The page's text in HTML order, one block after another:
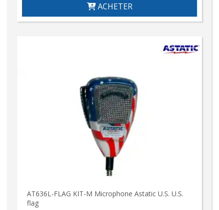
ACHETER
AT636L-FLAG KIT-M Microphone Astatic U.S. U.S.
flag